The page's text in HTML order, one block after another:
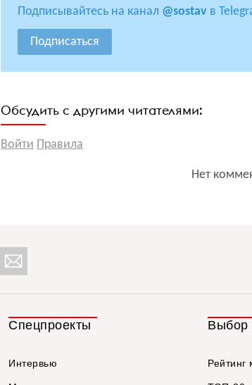
Подписывайтесь на канал @sostav в
Подписаться
Обсудить с другими читателями:
Войти Правила
Нет
Спецпроекты
Интервью
Выбор
Рейтинг